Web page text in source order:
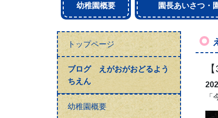
幼稚園概要 園長あいさつ・
トップページ
ブログ えがおがおどるよう
ちえん
幼稚園概要